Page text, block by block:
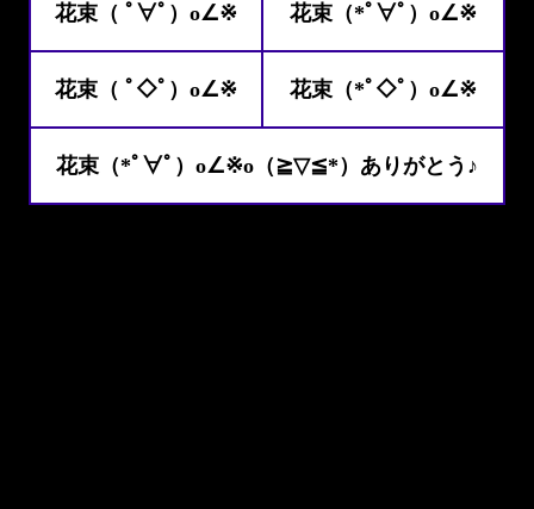
花束（ ﾟ∀ﾟ）o∠※ 花束（*ﾟ∀ﾟ）o∠※
花束（ ﾟ◇ﾟ）o∠※ 花束（*ﾟ◇ﾟ）o∠※
花束（*ﾟ∀ﾟ）o∠※o（≧▽≦*）ありがとう♪